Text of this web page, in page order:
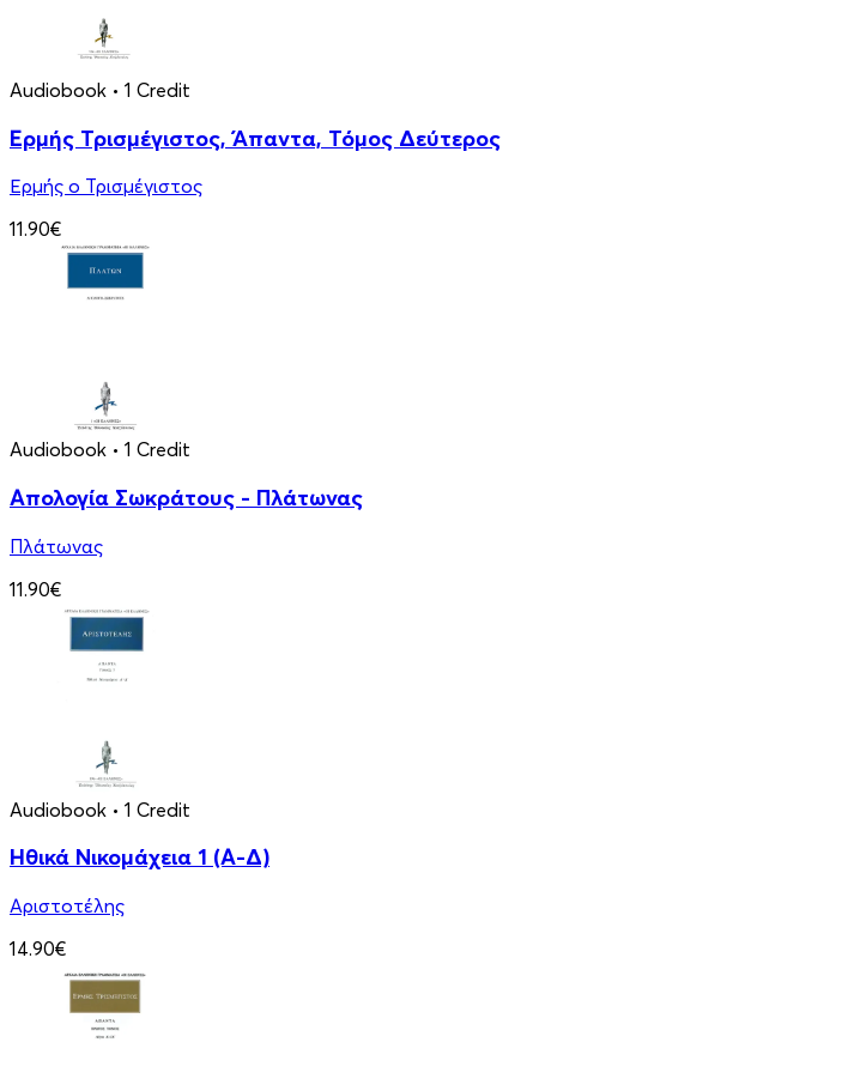
Audiobook • 1 Credit
Ερμής Τρισμέγιστος, Άπαντα, Τόμος Δεύτερος
Ερμής ο Τρισμέγιστος
11.90€
Audiobook • 1 Credit
Απολογία Σωκράτους - Πλάτωνας
Πλάτωνας
11.90€
Audiobook • 1 Credit
Ηθικά Νικομάχεια 1 (Α-Δ)
Αριστοτέλης
14.90€